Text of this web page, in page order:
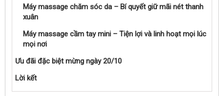
Máy massage chăm sóc da – Bí quyết giữ mãi nét thanh
xuân
Máy massage cầm tay mini – Tiện lợi và linh hoạt mọi lúc
mọi nơi
Ưu đãi đặc biệt mừng ngày 20/10
Lời kết